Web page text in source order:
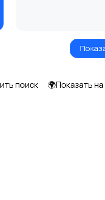
Радио- и видеоняни
поиск 🌍Показать